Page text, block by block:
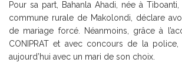
Pour sa part, Bahanla Ahadi, née à
commune rurale de Makolondi, déclare
de mariage forcé. Néanmoins, grâce à
CONIPRAT et avec concours de la police,
aujourd’hui avec un mari de son choix.